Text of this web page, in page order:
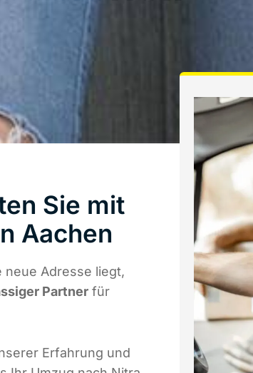
Sie mit
Aachen
neue Adresse liegt,
Partner für
Erfahrung und